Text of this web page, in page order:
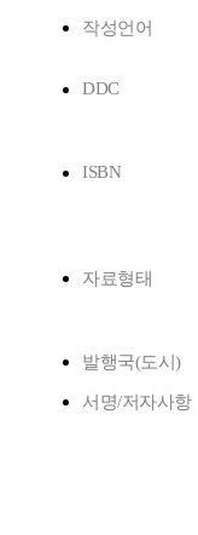
작성언어
DDC
ISBN
자료형태
발행국(도시)
서명/저자사항